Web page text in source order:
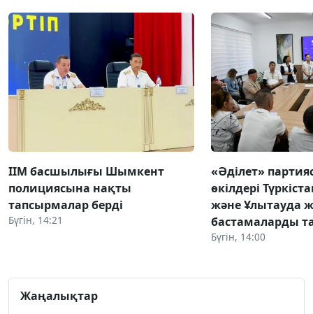
ІІМ басшылығы Шымкент
полициясына нақты
тапсырмалар берді
Бүгін, 14:21
«Әділет»
өкілдері
және Ұлытауда
бастамаларды
Бүгін, 14:00
Жаңалықтар